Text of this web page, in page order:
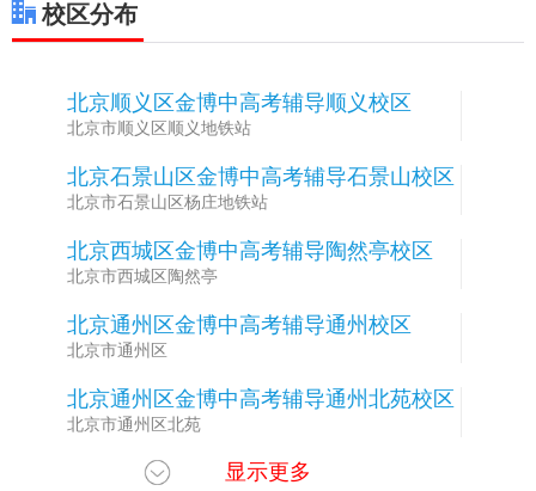
校区分布
北京顺义区金博中高考辅导顺义校区
北京市顺义区顺义地铁站
北京石景山区金博中高考辅导石景山校区
北京市石景山区杨庄地铁站
北京西城区金博中高考辅导陶然亭校区
北京市西城区陶然亭
北京通州区金博中高考辅导通州校区
北京市通州区
北京通州区金博中高考辅导通州北苑校区
北京市通州区北苑
北京海淀区金博中高考辅导中关村校区
显示更多